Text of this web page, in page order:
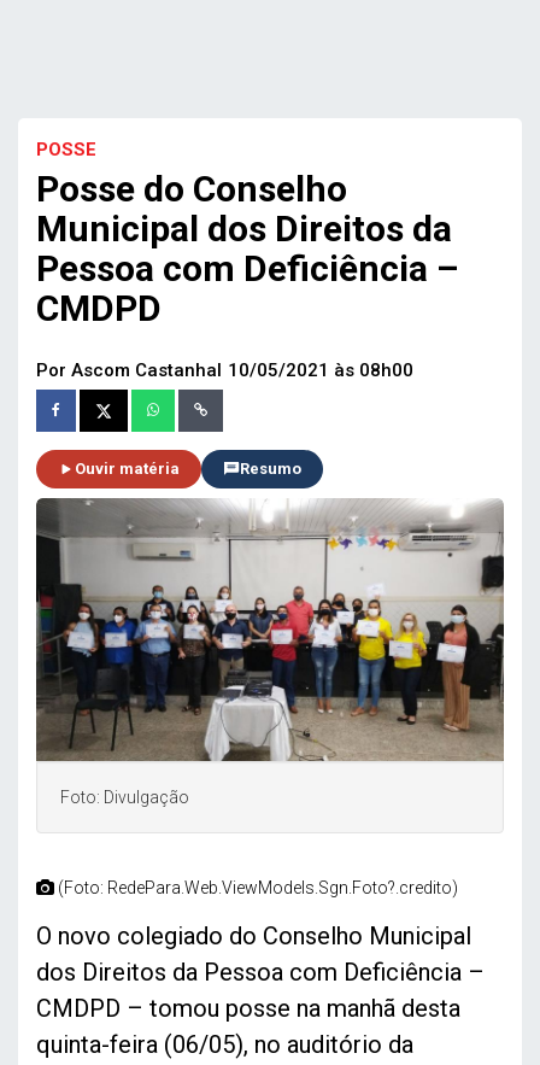
POSSE
Posse do Conselho
Municipal dos Direitos da
Pessoa com Deficiência –
CMDPD
Por Ascom Castanhal 10/05/2021 às 08h00
Ouvir matéria Resumo
Foto: Divulgação
(Foto: RedePara.Web.ViewModels.Sgn.Foto?.credito)
O novo colegiado do Conselho Municipal
dos Direitos da Pessoa com Deficiência –
CMDPD – tomou posse na manhã desta
quinta-feira (06/05), no auditório da